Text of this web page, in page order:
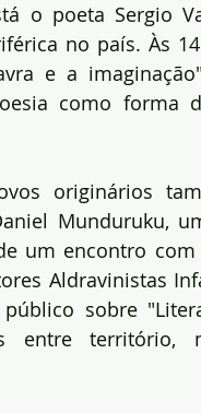
o poeta Sergio
no país. Às
e a
como forma
originários
Munduruku,
um encontro com
Aldravinistas
sobre
entre território,